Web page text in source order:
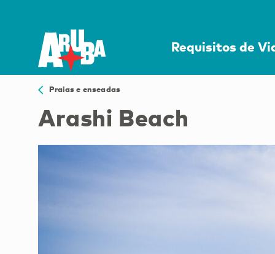
Requisitos de
Praias e enseadas
Arashi Beach